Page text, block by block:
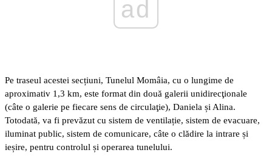
ad
Pe traseul acestei secțiuni, Tunelul Momâia, cu o lungime de
aproximativ 1,3 km, este format din două galerii unidirecţionale
(câte o galerie pe fiecare sens de circulaţie), Daniela și Alina.
Totodată, va fi prevăzut cu sistem de ventilație, sistem de evacuare,
iluminat public, sistem de comunicare, câte o clădire la intrare și
ieșire, pentru controlul și operarea tunelului.